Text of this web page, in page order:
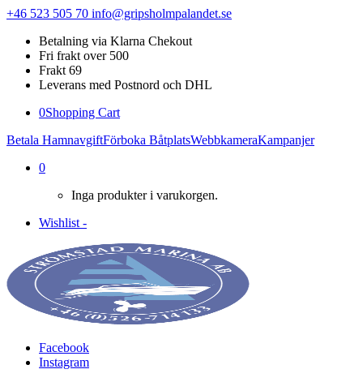
+46 523 505 70 info@gripsholmpalandet.se
Betalning via Klarna Chekout
Fri frakt over 500
Frakt 69
Leverans med Postnord och DHL
0Shopping Cart
Betala HamnavgiftFörboka BåtplatsWebbkameraKampanjer
0
Inga produkter i varukorgen.
Wishlist -
Facebook
Instagram